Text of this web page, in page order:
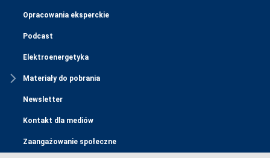
Opracowania eksperckie
Podcast
Elektroenergetyka
Materiały do pobrania
Newsletter
Kontakt dla mediów
Zaangażowanie społeczne